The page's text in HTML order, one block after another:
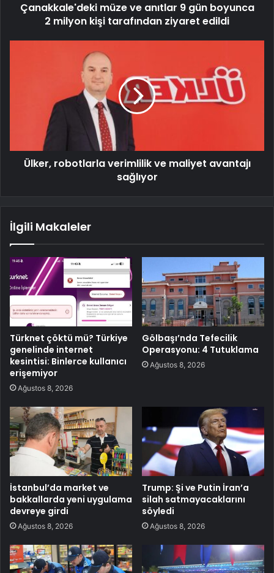
Çanakkale'deki müze ve anıtlar 9 gün boyunca
2 milyon kişi tarafından ziyaret edildi
Ülker, robotlarla verimlilik ve maliyet avantajı
sağlıyor
İlgili Makaleler
Türknet çöktü mü? Türkiye
genelinde internet
kesintisi: Binlerce kullanıcı
erişemiyor
Ağustos 8, 2026
Gölbaşı’nda Tefecilik
Operasyonu: 4 Tutuklama
Ağustos 8, 2026
İstanbul’da market ve
bakkallarda yeni uygulama
devreye girdi
Ağustos 8, 2026
Trump: Şi ve Putin İran’a
silah satmayacaklarını
söyledi
Ağustos 8, 2026